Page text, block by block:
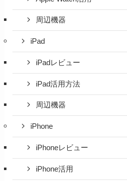
周辺機器
iPad
iPadレビュー
iPad活用方法
周辺機器
iPhone
iPhoneレビュー
iPhone活用